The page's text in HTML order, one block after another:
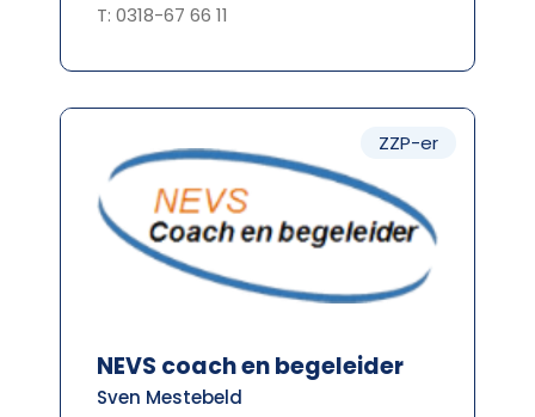
T: 0318-67 66 11
ZZP-er
NEVS coach en begeleider
Sven Mestebeld